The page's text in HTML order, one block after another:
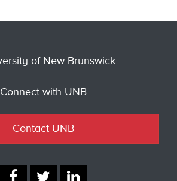
Connect with UNB
Contact UNB